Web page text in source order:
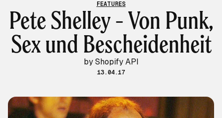
FEATURES
Pete Shelley - Von Punk,
Sex und Bescheidenheit
by Shopify API
13.04.17